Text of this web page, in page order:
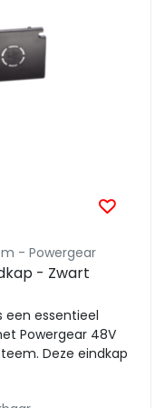
- Powergear
- Zwart
een essentieel
Powergear 48V
Deze eindkap